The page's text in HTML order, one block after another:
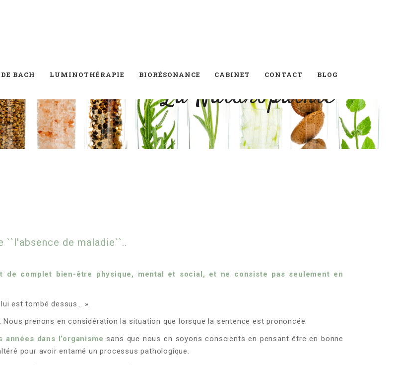
BACH LUMINOTHÉRAPIE BIORÉSONANCE CABINET CONTACT BLOG
La Naturopathie
de maladie``..
de complet bien-être physique, mental et social, et ne consiste pas seulement en
est tombé dessus… ».
prenons en considération la situation que lorsque la sentence est prononcée.
années dans l’organisme sans que nous en soyons conscients en pensant être en bonne
pour avoir entamé un processus pathologique.